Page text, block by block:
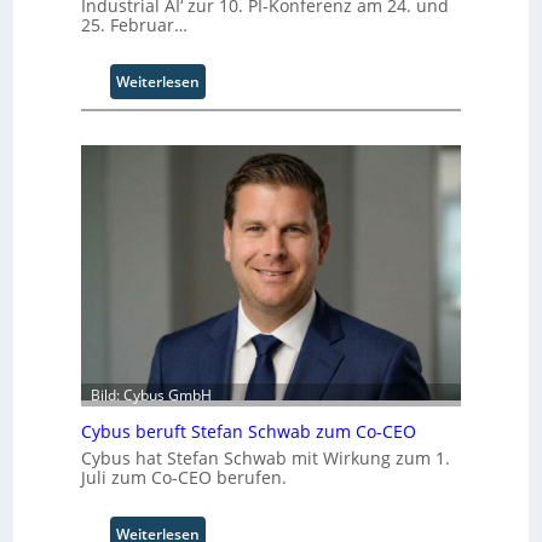
n
d
u
s
s
e
s
E
c
s
Industrial AI‘ zur 10. PI-Konferenz am 24. und
25. Februar…
Weiterlesen:
P
-
i
e
n
f
ü
d
Bild: Cybus GmbH
Cybus beruft Stefan Schwab zum Co-CEO
Cybus hat Stefan Schwab mit Wirkung zum 1.
Juli zum Co-CEO berufen.
Weiterlesen: